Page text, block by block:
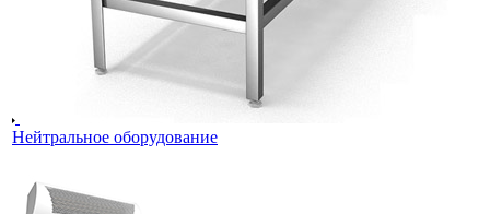
Нейтральное оборудование